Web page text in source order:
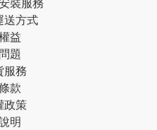
送方式
益
題
服務
款
政策
明